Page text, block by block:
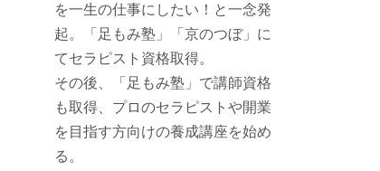
を一生の仕事にしたい！と一念発
起。「足もみ塾」「京のつぼ」に
てセラピスト資格取得。
その後、「足もみ塾」で講師資格
も取得、プロのセラピストや開業
を目指す方向けの養成講座を始め
る。